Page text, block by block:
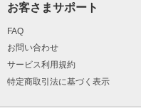
お客さまサポート
FAQ
お問い合わせ
サービス利用規約
特定商取引法に基づく表示